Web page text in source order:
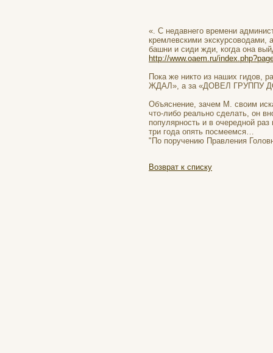
«. С недавнего времени
кремлевскими экскурсоводами,
башни и сиди жди, когда она
http://www.oaem.ru/
Пока же никто из наших гидов,
ЖДАЛ», а за «ДОВЕЛ ГРУППУ ДО
Объяснение, зачем М. своим
что-либо реально сделать, он
популярность и в очередной
три года опять посмеемся…
"По поручению Правления
Возврат к списку